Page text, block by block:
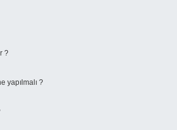
?
yapılmalı ?